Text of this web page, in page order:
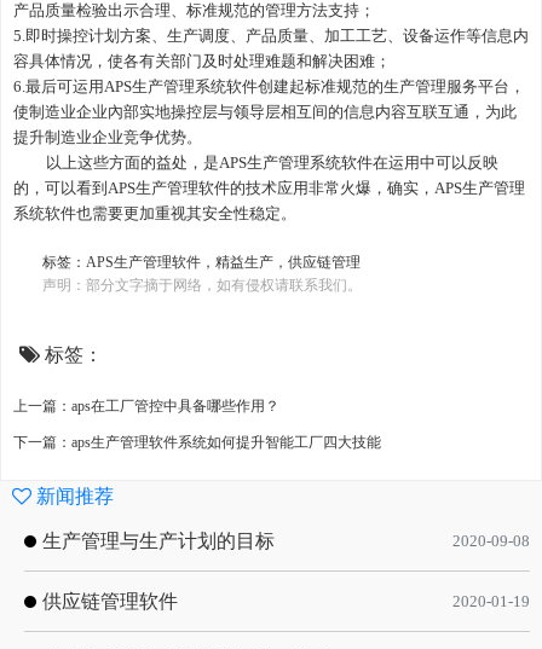
产品质量检验出示合理、标准规范的管理方法支持；
5.即时操控计划方案、生产调度、产品质量、加工工艺、设备运作等信息内
容具体情况，使各有关部门及时处理难题和解决困难；
6.最后可运用APS生产管理系统软件创建起标准规范的生产管理服务平台，
使制造业企业內部实地操控层与领导层相互间的信息内容互联互通，为此
提升制造业企业竞争优势。
以上这些方面的益处，是APS生产管理系统软件在运用中可以反映
的，可以看到 APS生产管理软件的技术应用非常火爆，确实， APS生产管理
系统软件也需要更加重视其安全性稳定。
标签： APS生产管理软件 ，精益生产，供应链管理
声明：部分文字摘于网络，如有侵权请联系我们。
标签：
上一篇：aps在工厂管控中具备哪些作用？
下一篇：aps生产管理软件系统如何提升智能工厂四大技能
新闻推荐
生产管理与生产计划的目标 2020-09-08
供应链管理软件 2020-01-19